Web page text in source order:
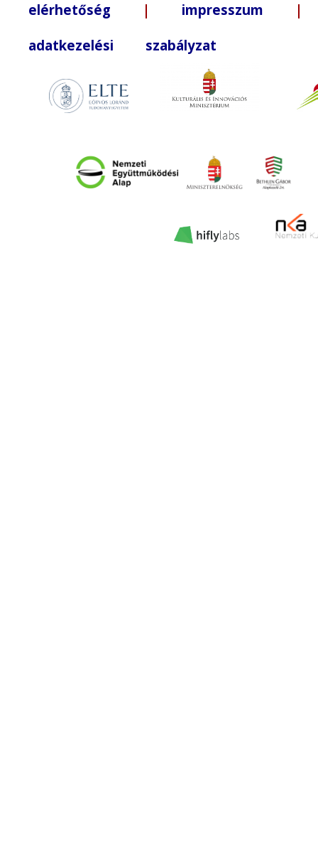
elérhetőség | impresszum |
adatkezelési szabályzat